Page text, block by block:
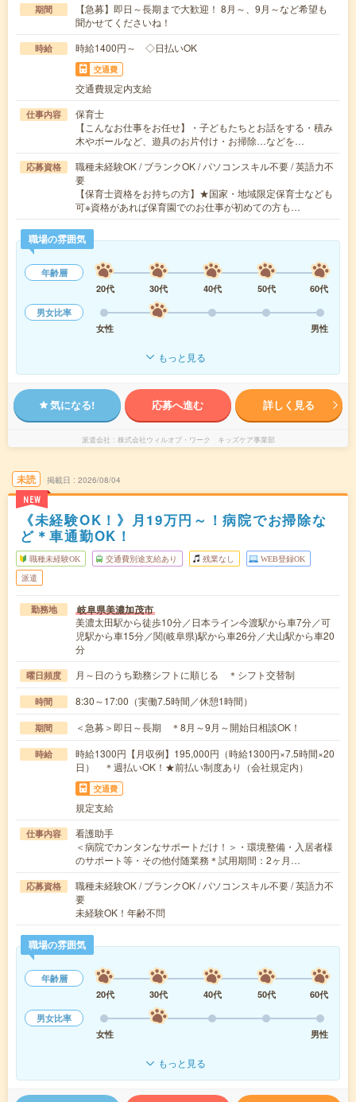
期間
【急募】即日～長期まで大歓迎！ 8月～、9月～など希望も
聞かせてくださいね！
時給 時給1400円～ ◇日払いOK
交通費
交通費規定内支給
仕事内容
保育士
【こんなお仕事をお任せ】・子どもたちとお話をする・積み
木やボールなど、遊具のお片付け・お掃除…などを…
応募資格
職種未経験OK / ブランクOK / パソコンスキル不要 / 英語力不
要
【保育士資格をお持ちの方】★国家・地域限定保育士なども
可※資格があれば保育園でのお仕事が初めての方も…
職場の雰囲気
年齢層
20代
30代 40代 50代
60代
男女比率
女性
男性
もっと見る
気になる! 応募へ進む 詳しく見る
派遣会社 株式会社ウィルオブ・ワーク キッズケア事業部
未読
NEW
掲載日 2026/08/04
《未経験OK！》月19万円～！病院でお掃除な
ど＊車通勤OK！
職種未経験OK 交通費別途支給あり 残業なし WEB登録OK
派遣
勤務地 岐阜県美濃加茂市
美濃太田駅から徒歩10分／日本ライン今渡駅から車7分／可
児駅から車15分／関(岐阜県)駅から車26分／犬山駅から車20
分
曜日頻度 月～日のうち勤務シフトに順じる ＊シフト交替制
時間 8:30～17:00（実働7.5時間／休憩1時間）
期間 ＜急募＞即日～長期 ＊8月～9月～開始日相談OK！
時給
時給1300円【月収例】195,000円（時給1300円×7.5時間×20
日） ＊週払いOK！★前払い制度あり（会社規定内）
交通費
規定支給
仕事内容
看護助手
＜病院でカンタンなサポートだけ！＞・環境整備・入居者様
のサポート等・その他付随業務＊試用期間：2ヶ月…
応募資格
職種未経験OK / ブランクOK / パソコンスキル不要 / 英語力不
要
未経験OK！年齢不問
職場の雰囲気
年齢層
20代
30代 40代 50代
60代
男女比率
女性
男性
もっと見る